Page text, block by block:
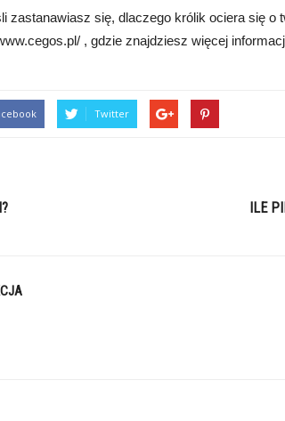
zastanawiasz się, dlaczego królik ociera się o
, gdzie znajdziesz więcej
Twitter
ILE